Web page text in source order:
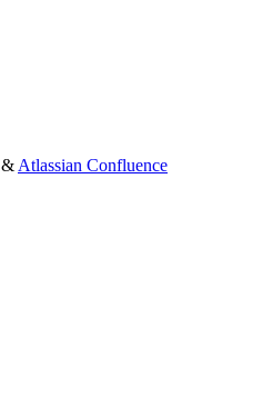
& Atlassian Confluence